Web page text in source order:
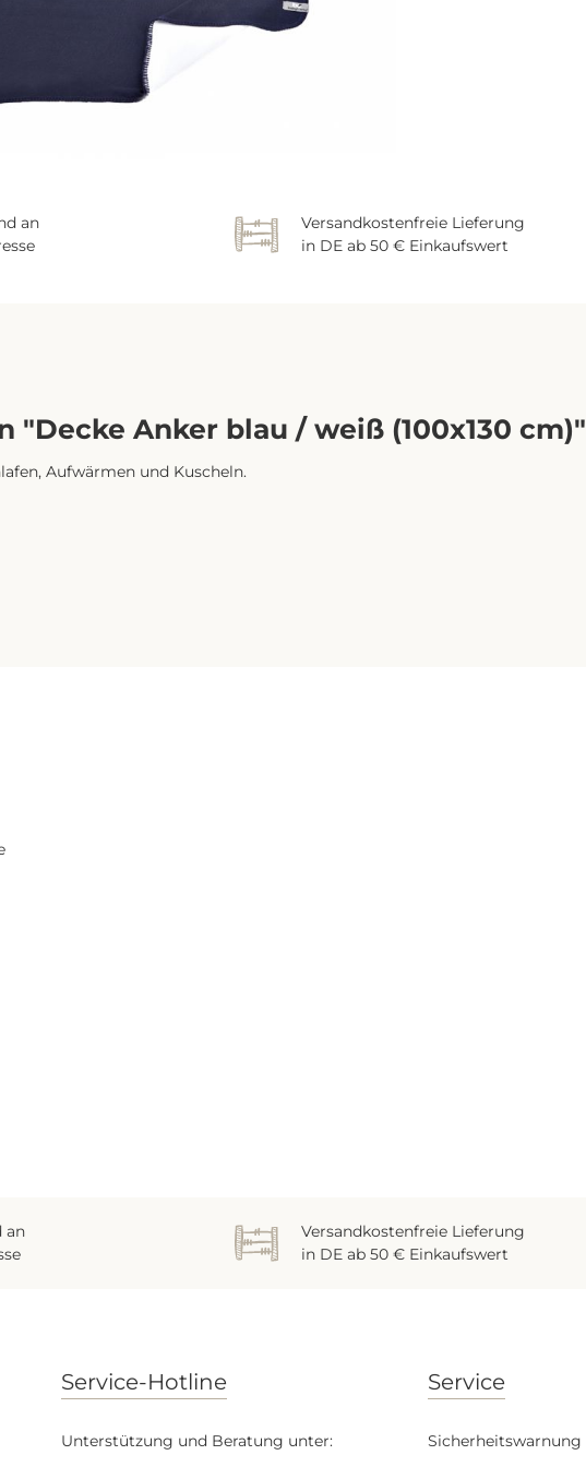
an
Versandkostenfreie Lieferung
in DE ab 50 € Einkaufswert
Anker blau / weiß (100x130 cm)"
Aufwärmen und Kuscheln.
an
Versandkostenfreie Lieferung
in DE ab 50 € Einkaufswert
Service-Hotline
Unterstützung und Beratung unter:
Service
Sicherheitswarnung